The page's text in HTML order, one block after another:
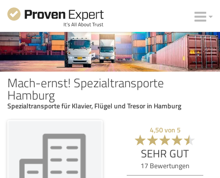
Mach-ernst! Spezialtransporte
Hamburg
Spezialtransporte für Klavier, Flügel und Tresor in Hamburg
4,50von 5
SEHR GUT
17 Bewertungen